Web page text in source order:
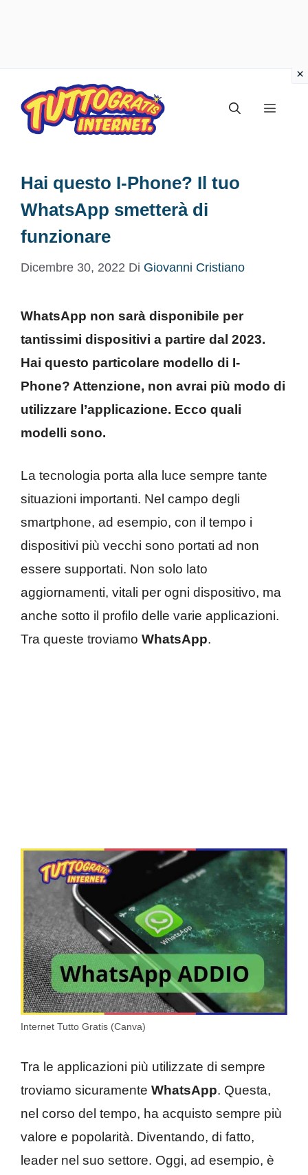
contenuto
Menu
Hai questo I-Phone? Il tuo
WhatsApp smetterà di
funzionare
Dicembre 30, 2022 Di Giovanni Cristiano
WhatsApp non sarà disponibile per
tantissimi dispositivi a partire dal 2023.
Hai questo particolare modello di I-
Phone? Attenzione, non avrai più modo di
utilizzare l’applicazione. Ecco quali
modelli sono.
La tecnologia porta alla luce sempre tante
situazioni importanti. Nel campo degli
smartphone, ad esempio, con il tempo i
dispositivi più vecchi sono portati ad non
essere supportati. Non solo lato
aggiornamenti, vitali per ogni dispositivo, ma
anche sotto il profilo delle varie applicazioni.
Tra queste troviamo WhatsApp.
Internet Tutto Gratis (Canva)
Tra le applicazioni più utilizzate di sempre
troviamo sicuramente WhatsApp. Questa,
nel corso del tempo, ha acquisto sempre più
valore e popolarità. Diventando, di fatto,
leader nel suo settore. Oggi, ad esempio, è